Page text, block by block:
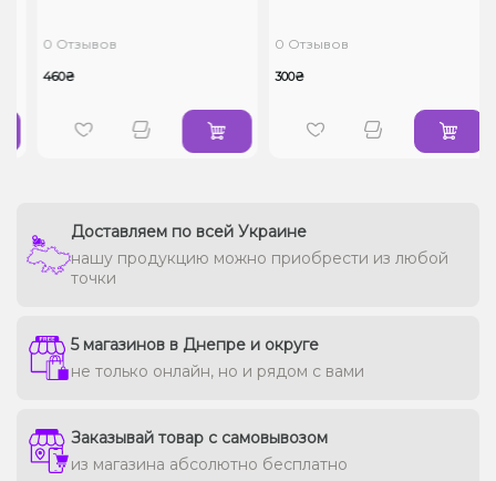
0 Отзывов
460₴
0 Отзывов
300₴
Доставляем по всей Украине
нашу продукцию можно приобрести из любой
точки
5 магазинов в Днепре и округе
не только онлайн, но и рядом с вами
Заказывай товар с самовывозом
из магазина абсолютно бесплатно